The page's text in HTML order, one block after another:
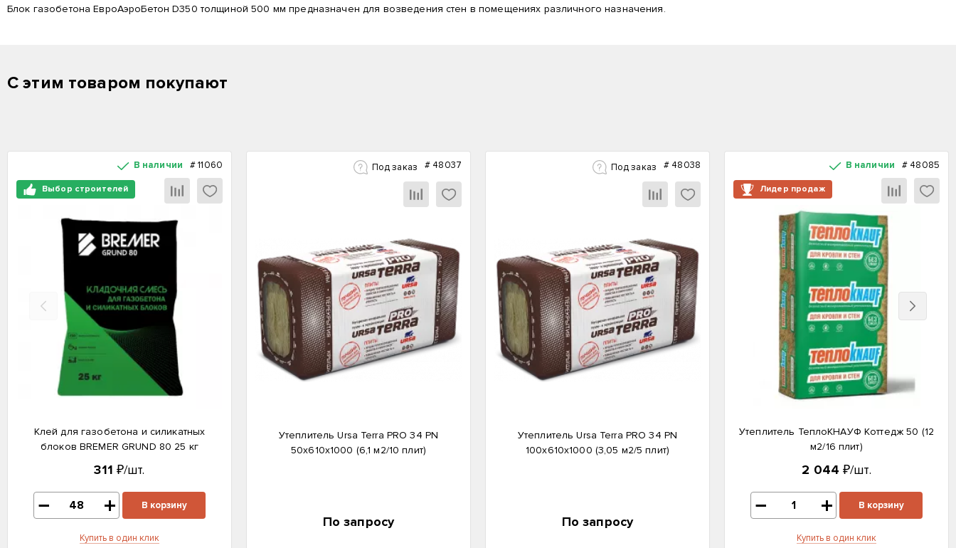
Описание
Блок газобетона ЕвроАэроБетон D350 толщиной 500 мм предназначен для возведения стен в помещениях различного назначения.
С этим товаром покупают
Выбор строителей
В наличии #11060
Клей для газобетона и силикатных
блоков BREMER GRUND 80 25 кг
311 ₽/шт.
В корзину
Купить в один клик
Под заказ # 48037
Утеплитель Ursa Terra PRO 34 PN
50х610х1000 (6,1 м2/10 плит)
По запросу
Под заказ # 48038
Утеплитель Ursa Terra PRO 34 PN
100х610х1000 (3,05 м2/5 плит)
По запросу
Лидер продаж
В наличии # 48085
Утеплитель ТеплоКНАУФ Коттедж 50 (12
м2/16 плит)
2 044 ₽/шт.
В корзину
Купить в один клик
Назад Вперед